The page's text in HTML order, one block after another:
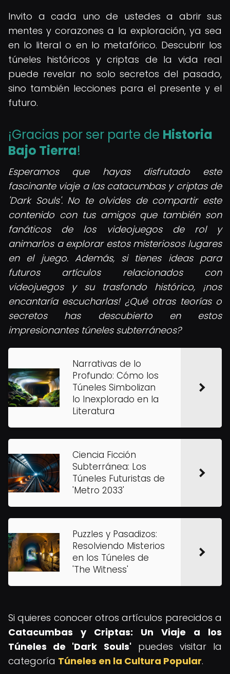
Invito a cada uno de ustedes a abrir sus
mentes y corazones a la exploración, ya sea
en lo literal o en lo metafórico. Descubrir los
túneles históricos y criptas de la vida real
puede revelar no solo secretos del pasado,
sino también lecciones para el presente y el
futuro.
¡Gracias por ser parte de Historia
Bajo Tierra!
Esperamos que hayas disfrutado este
fascinante viaje a las catacumbas y criptas de
'Dark Souls'. No te olvides de compartir este
contenido con tus amigos que también son
fanáticos de los videojuegos de rol y
animarlos a explorar estos misteriosos lugares
en el juego. Además, si tienes ideas para
futuros artículos relacionados con
videojuegos y su trasfondo histórico, ¡nos
encantaría escucharlas! ¿Qué otras teorías o
secretos has descubierto en estos
impresionantes túneles subterráneos?
Narrativas de lo
Profundo: Cómo los
Túneles Simbolizan
lo Inexplorado en la
Literatura
Ciencia Ficción
Subterránea: Los
Túneles Futuristas de
'Metro 2033'
Puzzles y Pasadizos:
Resolviendo Misterios
en los Túneles de
'The Witness'
Si quieres conocer otros artículos parecidos a
Catacumbas y Criptas: Un Viaje a los
Túneles de 'Dark Souls'puedes visitar la
categoría Túneles en la Cultura Popular.